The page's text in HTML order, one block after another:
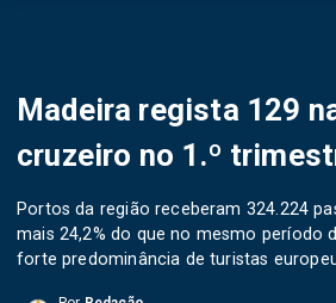
Madeira regista 129
cruzeiro no 1.º
Portos da região receberam 324.224
mais 24,2% do que no mesmo período
forte predominância de turistas